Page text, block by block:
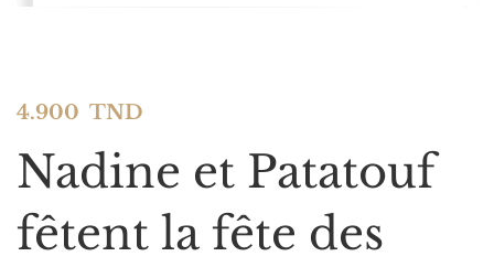
4.900 TND
Nadine et Patatouf
fêtent la fête des